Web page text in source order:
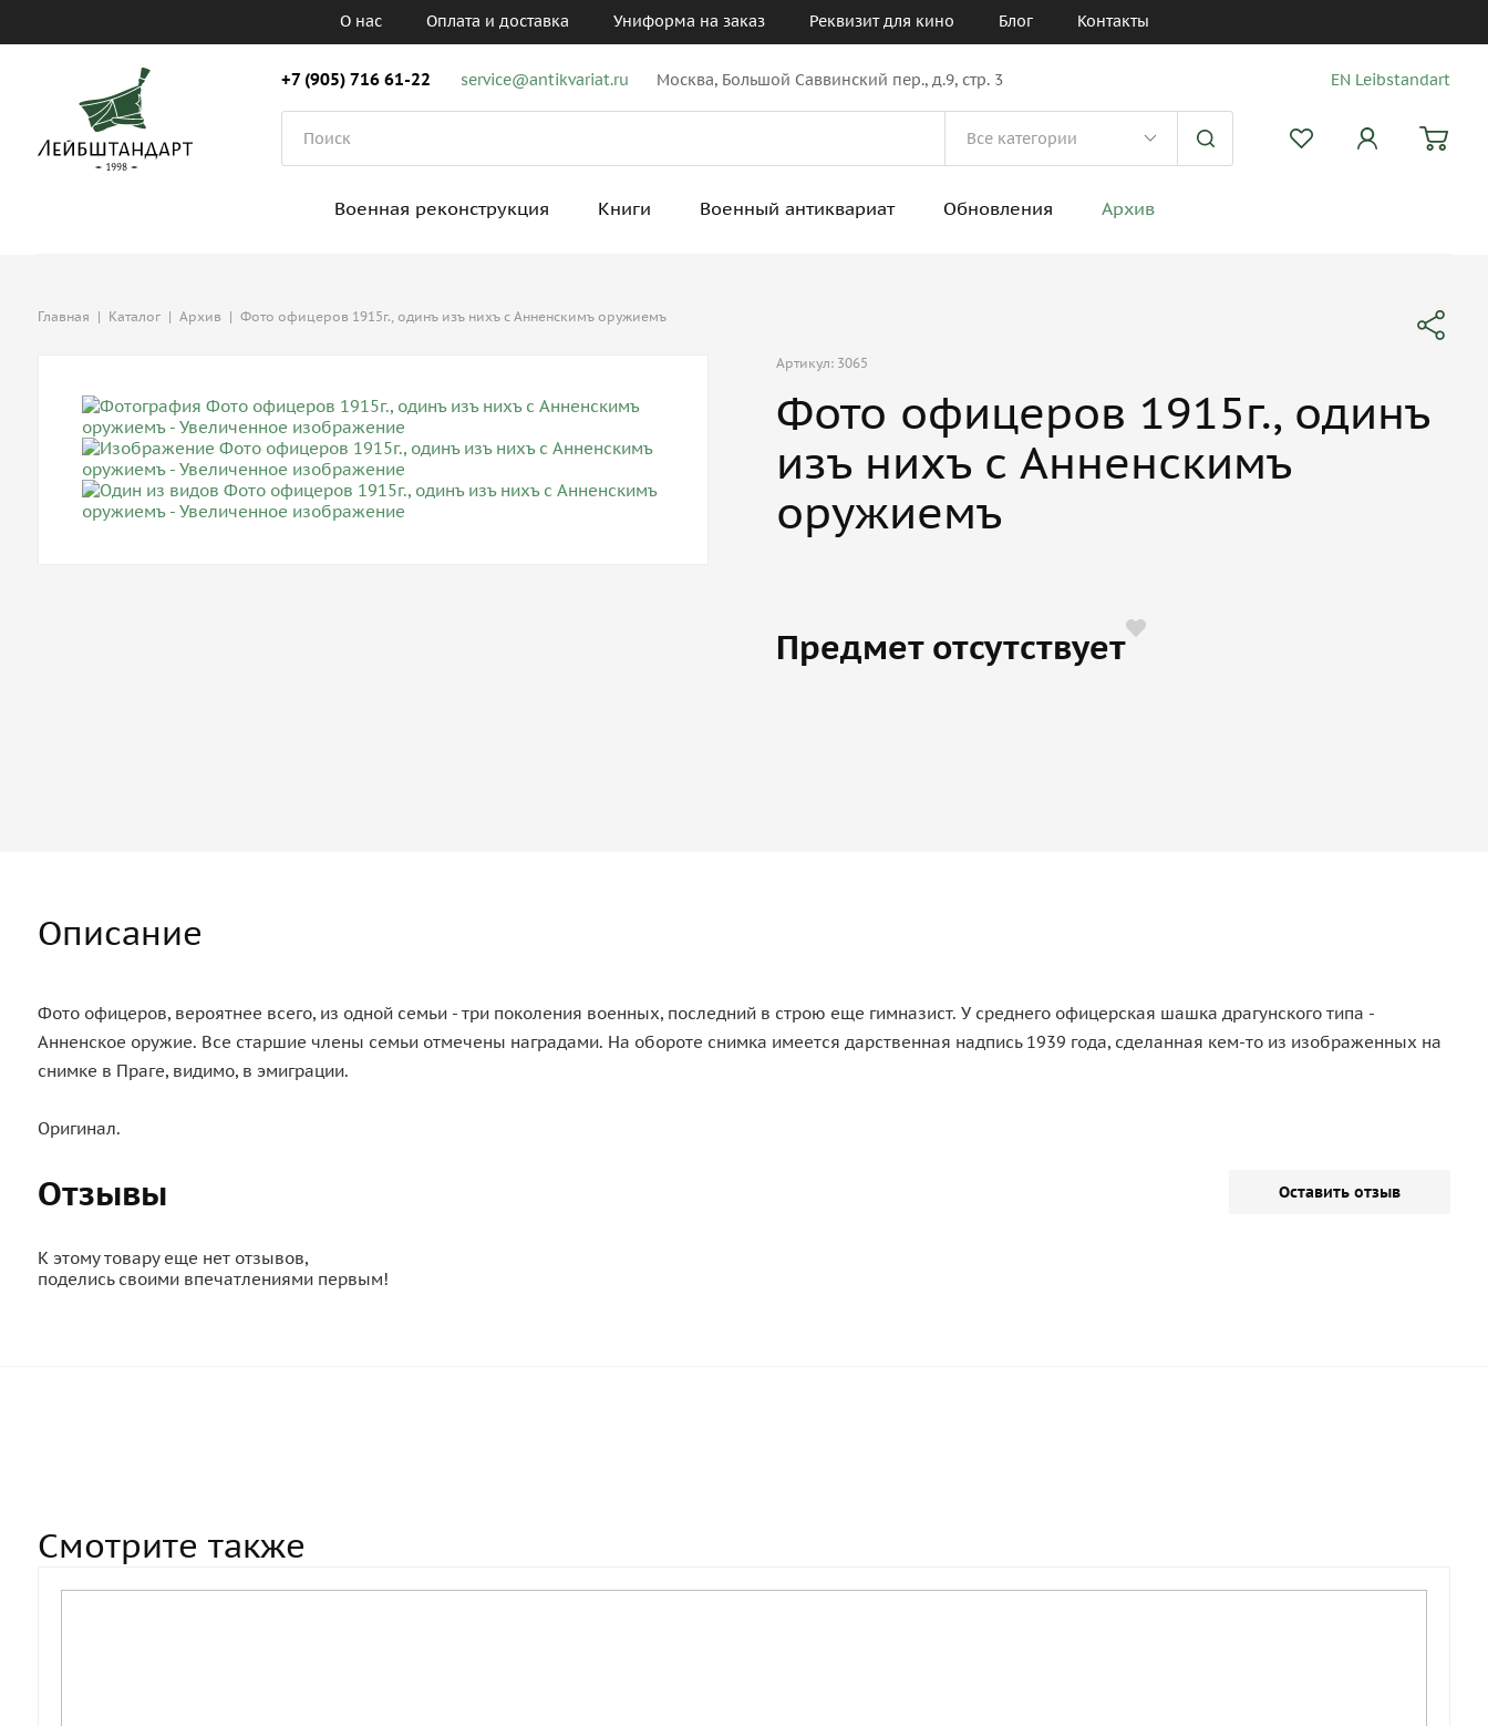
О нас Оплата и доставка Униформа на заказ Реквизит для кино Блог Контакты
+7 (905) 716 61-22 service@antikvariat.ru Москва, Большой Саввинский пер., д.9, стр. 3 EN Leibstandart
Военная реконструкция Книги Военный антиквариат Обновления Архив
Главная | Каталог | Архив | Фото офицеров 1915г., одинъ изъ нихъ с Анненскимъ оружиемъ
Артикул: 3065
Фото офицеров 1915г., одинъ
изъ нихъ с Анненскимъ
оружиемъ
Предмет отсутствует
Описание
Фото офицеров, вероятнее всего, из одной семьи - три поколения военных, последний в строю еще гимназист. У среднего офицерская шашка драгунского типа -
Анненское оружие. Все старшие члены семьи отмечены наградами. На обороте снимка имеется дарственная надпись 1939 года, сделанная кем-то из изображенных на
снимке в Праге, видимо, в эмиграции.
Оригинал.
Отзывы Оставить отзыв
К этому товару еще нет отзывов,
поделись своими впечатлениями первым!
Смотрите также